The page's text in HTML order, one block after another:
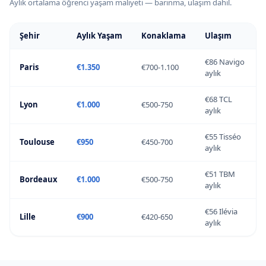
Sorbonne + PSL daha uygun.
Aylık ortalama öğrenci yaşam maliyeti — barınma, ulaşım dahil.
Şehir Aylık Yaşam Konaklama Ulaşım
Paris €1.350 €700-1.100
€86 Navigo
aylık
Lyon €1.000 €500-750
€68 TCL
aylık
Toulouse €950 €450-700
€55 Tisséo
aylık
Bordeaux €1.000 €500-750
€51 TBM
aylık
Lille €900 €420-650
€56 Ilévia
aylık